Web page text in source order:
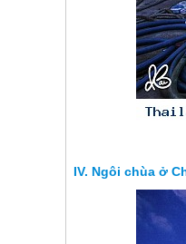
Ngôi chùa ở